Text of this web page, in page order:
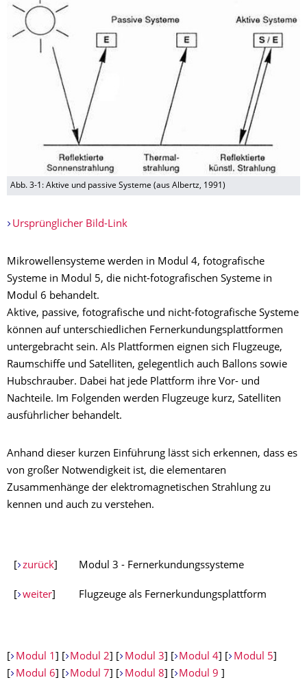
Abb. 3-1: Aktive und passive Systeme (aus Albertz, 1991)
Ursprünglicher Bild-Link
Mikrowellensysteme werden in Modul 4, fotografische
Systeme in Modul 5, die nicht-fotografischen Systeme in
Modul 6 behandelt.
Aktive, passive, fotografische und nicht-fotografische Systeme
können auf unterschiedlichen Fernerkundungsplattformen
untergebracht sein. Als Plattformen eignen sich Flugzeuge,
Raumschiffe und Satelliten, gelegentlich auch Ballons sowie
Hubschrauber. Dabei hat jede Plattform ihre Vor- und
Nachteile. Im Folgenden werden Flugzeuge kurz, Satelliten
ausführlicher behandelt.
Anhand dieser kurzen Einführung lässt sich erkennen, dass es
von großer Notwendigkeit ist, die elementaren
Zusammenhänge der elektromagnetischen Strahlung zu
kennen und auch zu verstehen.
zurück] Modul 3 - Fernerkundungssysteme
weiter] Flugzeuge als Fernerkundungsplattform
Modul 1 Modul 2 Modul 3 Modul 4 Modul 5
Modul 6 Modul 7 Modul 8 Modul 9